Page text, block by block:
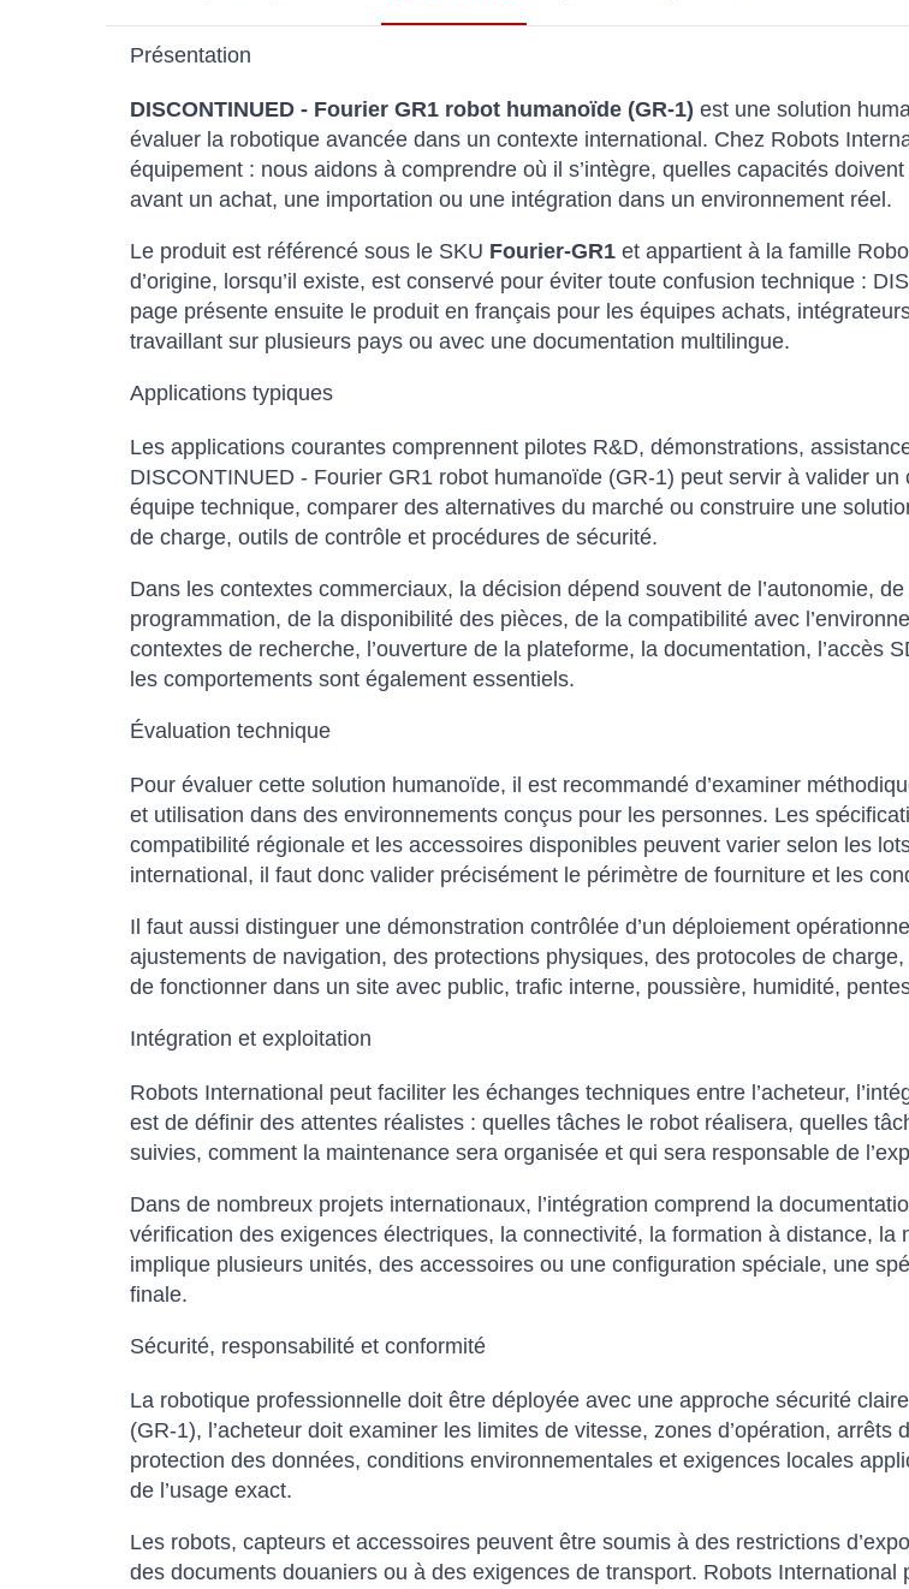
Présentation
DISCONTINUED - Fourier GR1 robot humanoïde (GR-1) est une solution
évaluer la robotique avancée dans un contexte international. Chez Robots
équipement : nous aidons à comprendre où il s’intègre, quelles capacités
avant un achat, une importation ou une intégration dans un environnement réel.
Le produit est référencé sous le SKU Fourier-GR1 et appartient à la famille
d’origine, lorsqu’il existe, est conservé pour éviter toute confusion technique :
page présente ensuite le produit en français pour les équipes achats,
travaillant sur plusieurs pays ou avec une documentation multilingue.
Applications typiques
Les applications courantes comprennent pilotes R&D, démonstrations,
DISCONTINUED - Fourier GR1 robot humanoïde (GR-1) peut servir à valider
équipe technique, comparer des alternatives du marché ou construire une
de charge, outils de contrôle et procédures de sécurité.
Dans les contextes commerciaux, la décision dépend souvent de l’autonomie,
programmation, de la disponibilité des pièces, de la compatibilité avec
contextes de recherche, l’ouverture de la plateforme, la documentation, l’accès
les comportements sont également essentiels.
Évaluation technique
Pour évaluer cette solution humanoïde, il est recommandé d’examiner
et utilisation dans des environnements conçus pour les personnes. Les
compatibilité régionale et les accessoires disponibles peuvent varier selon les
international, il faut donc valider précisément le périmètre de fourniture et les
Il faut aussi distinguer une démonstration contrôlée d’un déploiement
ajustements de navigation, des protections physiques, des protocoles de
de fonctionner dans un site avec public, trafic interne, poussière, humidité,
Intégration et exploitation
Robots International peut faciliter les échanges techniques entre l’acheteur,
est de définir des attentes réalistes : quelles tâches le robot réalisera, quelles
suivies, comment la maintenance sera organisée et qui sera responsable de
Dans de nombreux projets internationaux, l’intégration comprend la
vérification des exigences électriques, la connectivité, la formation à distance,
implique plusieurs unités, des accessoires ou une configuration spéciale, une
finale.
Sécurité, responsabilité et conformité
La robotique professionnelle doit être déployée avec une approche sécurité
(GR-1), l’acheteur doit examiner les limites de vitesse, zones d’opération, arrêts
protection des données, conditions environnementales et exigences locales
de l’usage exact.
Les robots, capteurs et accessoires peuvent être soumis à des restrictions
des documents douaniers ou à des exigences de transport. Robots